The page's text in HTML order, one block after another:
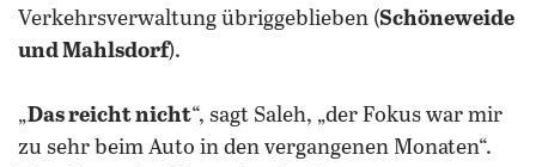
Verkehrsverwaltung übriggeblieben (Schöneweide
und Mahlsdorf).
„Das reicht nicht“, sagt Saleh, „der Fokus war mir
zu sehr beim Auto in den vergangenen Monaten“.